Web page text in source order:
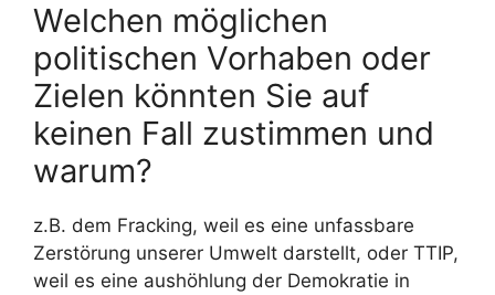
Welchen möglichen
politischen Vorhaben oder
Zielen könnten Sie auf
keinen Fall zustimmen und
warum?
z.B. dem Fracking, weil es eine unfassbare
Zerstörung unserer Umwelt darstellt, oder TTIP,
weil es eine aushöhlung der Demokratie in